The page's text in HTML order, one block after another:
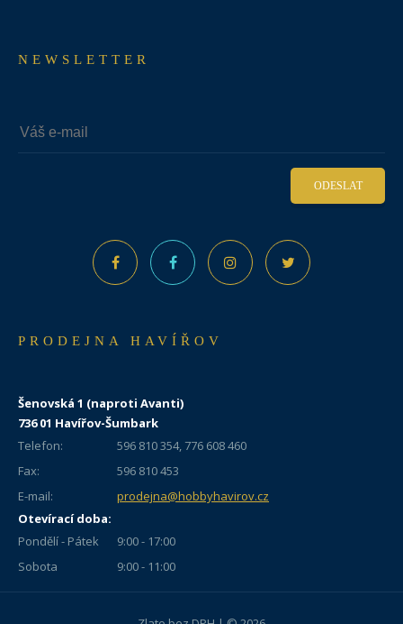
NEWSLETTER
ODESLAT
PRODEJNA HAVÍŘOV
Šenovská 1 (naproti Avanti)
736 01 Havířov-Šumbark
Telefon:
596 810 354, 776 608 460
Fax:
596 810 453
E-mail:
prodejna@hobbyhavirov.cz
Otevírací doba:
Pondělí - Pátek
9:00 - 17:00
Sobota
9:00 - 11:00